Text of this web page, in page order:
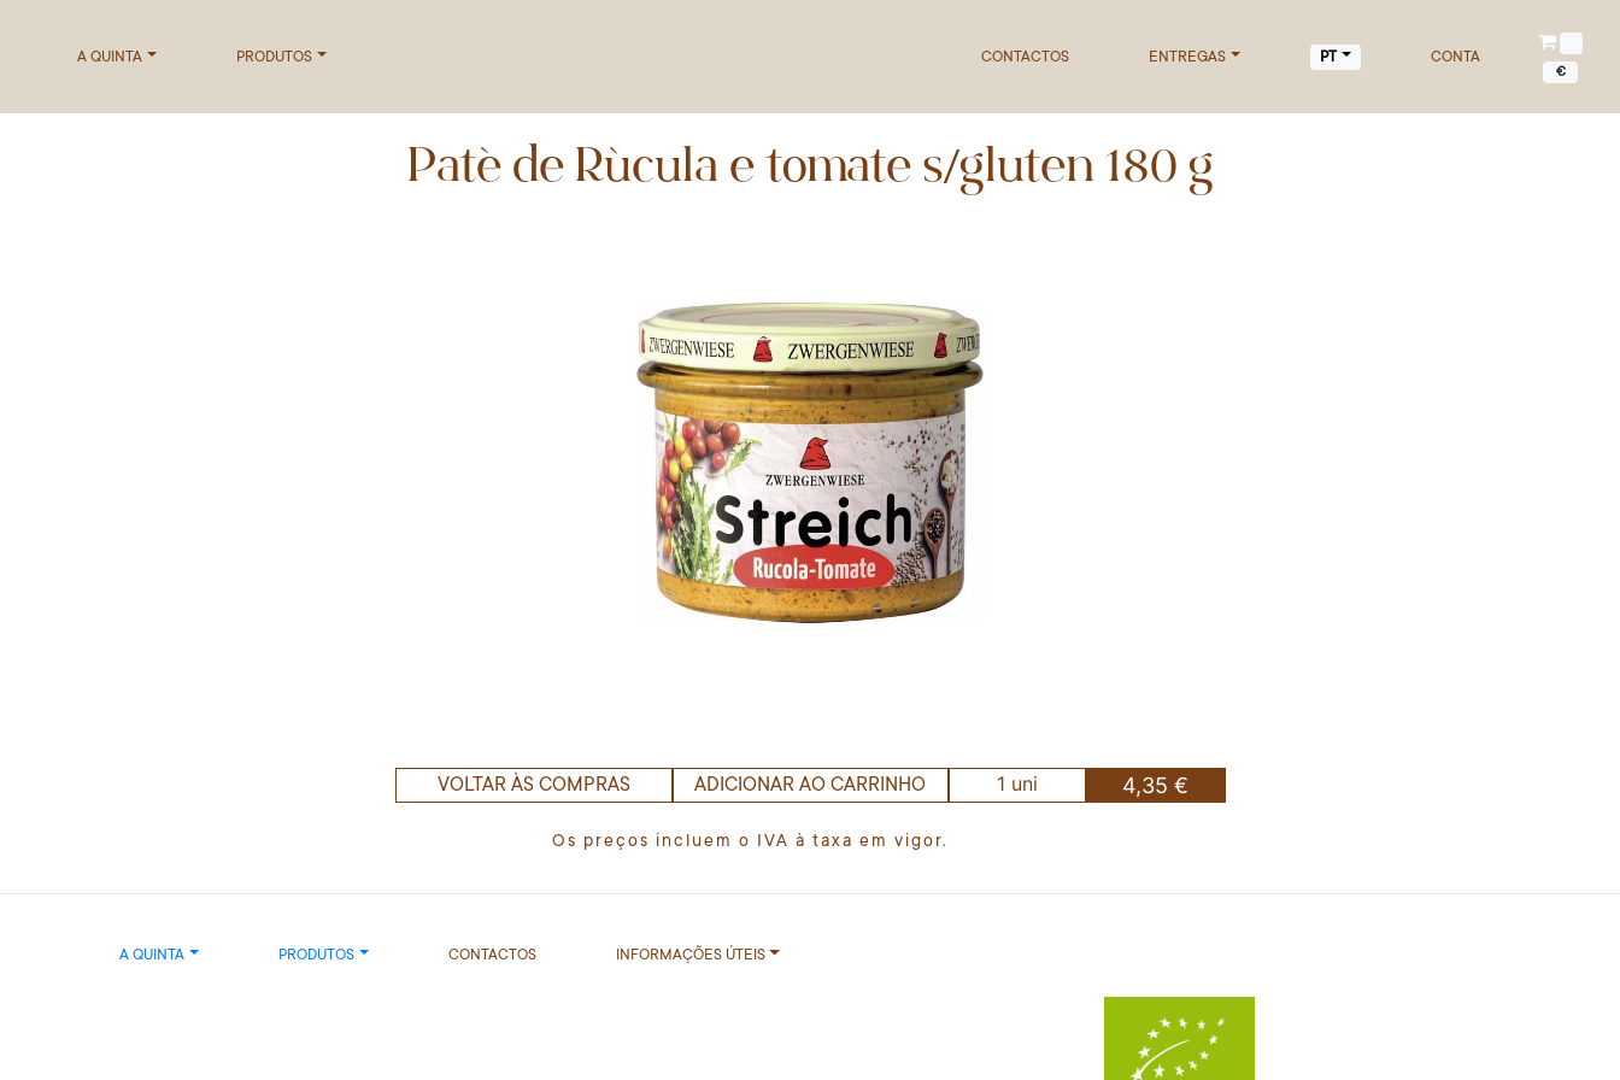
A QUINTA PRODUTOS CONTACTOS ENTREGAS PT CONTA
€
Paté de Rúcula e tomate s/gluten 180 g
VOLTAR ÀS COMPRAS ADICIONAR AO CARRINHO 1 uni 4,35 €
Os preços incluem o IVA à taxa em vigor.
A QUINTA PRODUTOS CONTACTOS INFORMAÇÕES ÚTEIS